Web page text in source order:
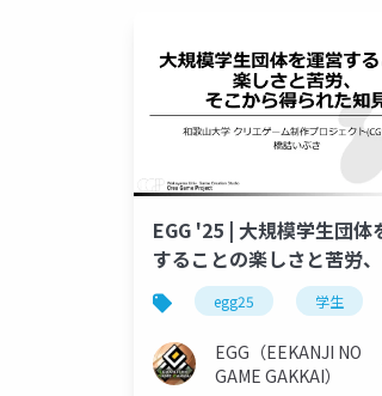
EGG '25 | 大規模学生団体
することの楽しさと苦労
ら得られた知見
egg25 学生
EGG（EEKANJI NO
GAME GAKKAI）